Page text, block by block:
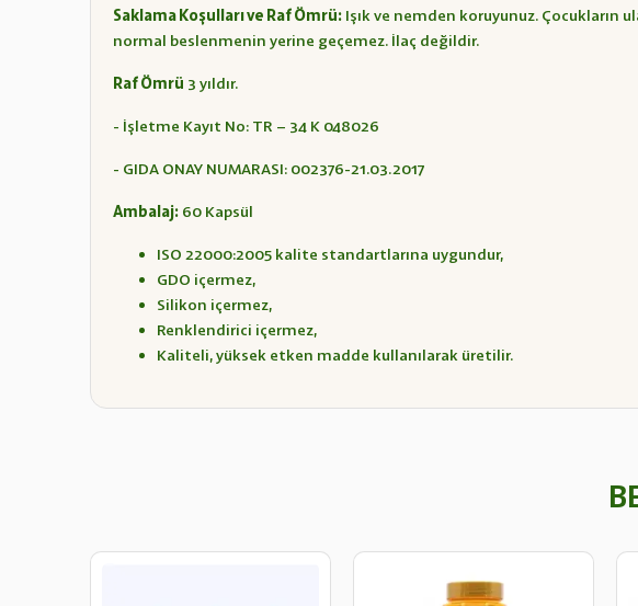
Saklama Koşulları ve Raf Ömrü: Işık ve nemden koruyunuz. Çocukların
normal beslenmenin yerine geçemez. İlaç değildir.
Raf Ömrü 3 yıldır.
- İşletme Kayıt No: TR – 34 K 048026
- GIDA ONAY NUMARASI: 002376-21.03.2017
Ambalaj: 60 Kapsül
ISO 22000:2005 kalite standartlarına uygundur,
GDO içermez,
Silikon içermez,
Renklendirici içermez,
Kaliteli, yüksek etken madde kullanılarak üretilir.